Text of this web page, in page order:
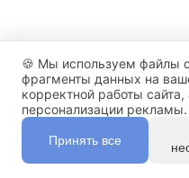
🍪 Мы используем файлы
фрагменты данных на
корректной работы
персонализации рекламы.
Принять все